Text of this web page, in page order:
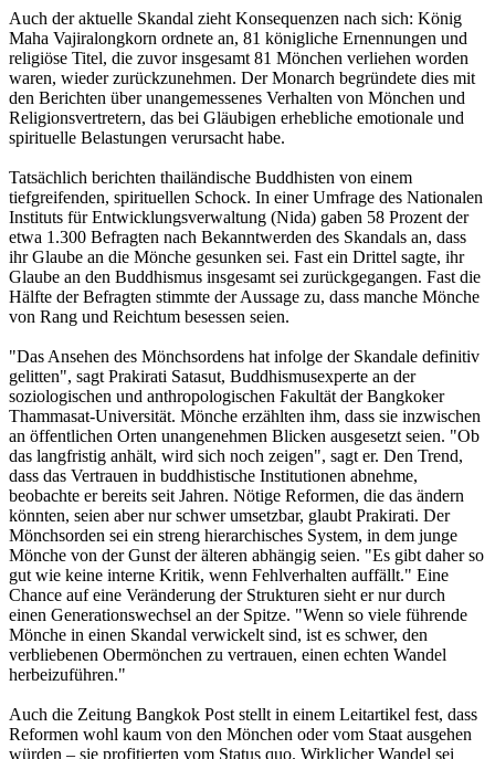
Auch der aktuelle Skandal zieht Konsequenzen nach sich: König
Maha Vajiralongkorn ordnete an, 81 königliche Ernennungen und
religiöse Titel, die zuvor insgesamt 81 Mönchen verliehen worden
waren, wieder zurückzunehmen. Der Monarch begründete dies mit
den Berichten über unangemessenes Verhalten von Mönchen und
Religionsvertretern, das bei Gläubigen erhebliche emotionale und
spirituelle Belastungen verursacht habe.
Tatsächlich berichten thailändische Buddhisten von einem
tiefgreifenden, spirituellen Schock. In einer Umfrage des Nationalen
Instituts für Entwicklungsverwaltung (Nida) gaben 58 Prozent der
etwa 1.300 Befragten nach Bekanntwerden des Skandals an, dass
ihr Glaube an die Mönche gesunken sei. Fast ein Drittel sagte, ihr
Glaube an den Buddhismus insgesamt sei zurückgegangen. Fast die
Hälfte der Befragten stimmte der Aussage zu, dass manche Mönche
von Rang und Reichtum besessen seien.
"Das Ansehen des Mönchsordens hat infolge der Skandale definitiv
gelitten", sagt Prakirati Satasut, Buddhismusexperte an der
soziologischen und anthropologischen Fakultät der Bangkoker
Thammasat-Universität. Mönche erzählten ihm, dass sie inzwischen
an öffentlichen Orten unangenehmen Blicken ausgesetzt seien. "Ob
das langfristig anhält, wird sich noch zeigen", sagt er. Den Trend,
dass das Vertrauen in buddhistische Institutionen abnehme,
beobachte er bereits seit Jahren. Nötige Reformen, die das ändern
könnten, seien aber nur schwer umsetzbar, glaubt Prakirati. Der
Mönchsorden sei ein streng hierarchisches System, in dem junge
Mönche von der Gunst der älteren abhängig seien. "Es gibt daher so
gut wie keine interne Kritik, wenn Fehlverhalten auffällt." Eine
Chance auf eine Veränderung der Strukturen sieht er nur durch
einen Generationswechsel an der Spitze. "Wenn so viele führende
Mönche in einen Skandal verwickelt sind, ist es schwer, den
verbliebenen Obermönchen zu vertrauen, einen echten Wandel
herbeizuführen."
Auch die Zeitung Bangkok Post stellt in einem Leitartikel fest, dass
Reformen wohl kaum von den Mönchen oder vom Staat ausgehen
würden – sie profitierten vom Status quo. Wirklicher Wandel sei